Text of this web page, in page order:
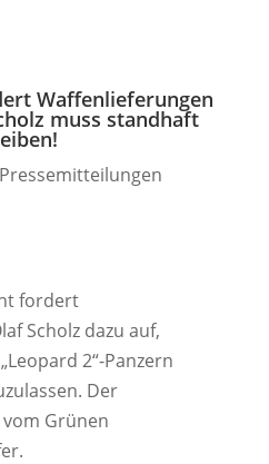
Waffenlieferungen
muss standhaft
Pressemitteilungen
fordert
Scholz dazu auf,
2“-Panzern
Der
Grünen